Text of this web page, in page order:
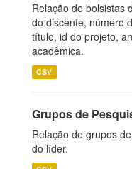
Relação de bolsistas
do discente, número
título, id do projeto,
acadêmica.
CSV
Grupos de
Relação de grupos
do líder.